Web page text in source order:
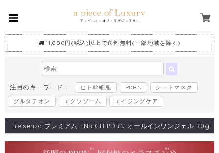
11,000円(税込)以上で送料無料(一部地域を除く)
注目のキーワード： ヒト幹細胞 PDRN
シートマスク
グルタチオン
エクソソーム エイジングケア
Re'senza プレミアム ENRICH PDRN オールインワンジェル 80g